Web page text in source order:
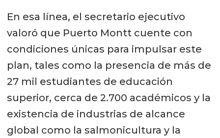
En esa línea, el secretario ejecutivo
valoró que Puerto Montt cuente con
condiciones únicas para impulsar este
plan, tales como la presencia de más de
27 mil estudiantes de educación
superior, cerca de 2.700 académicos y la
existencia de industrias de alcance
global como la salmonicultura y la